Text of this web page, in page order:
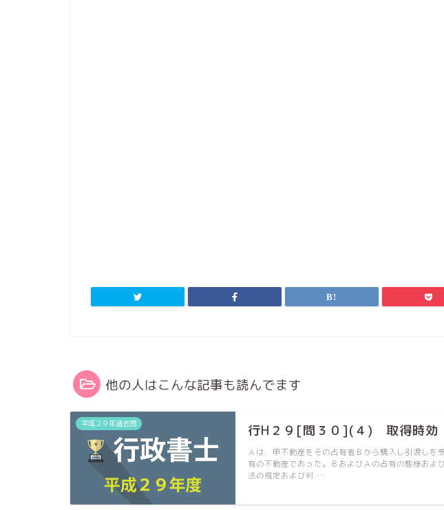
他の人はこんな記事も読んでます
平成２９年過去問 行H２９[問３０](４) 取得時効
Ａは、甲不動産をその占有者Ｂから購入し引渡しを
有の不動産であった。ＢおよびＡの占有の態様およ
法の規定および判 …